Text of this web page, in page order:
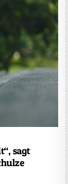
sagt